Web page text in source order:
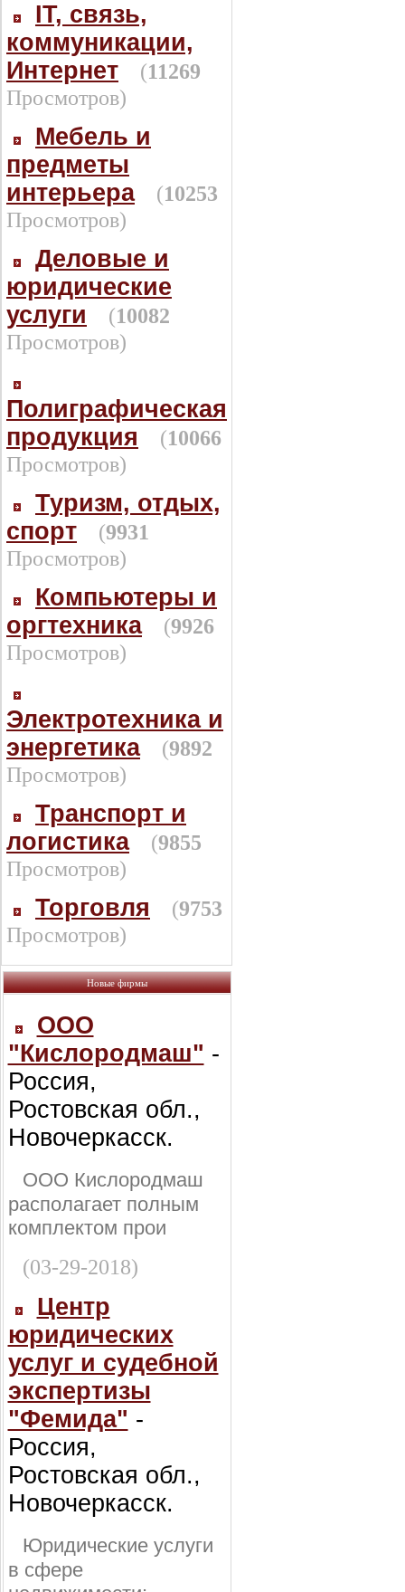
IT, связь,
коммуникации,
Интернет
(11269
Просмотров)
Мебель и
предметы
интерьера
(10253
Просмотров)
Деловые и
юридические
услуги
(10082
Просмотров)
Полиграфическая
продукция
(10066
Просмотров)
Туризм, отдых,
спорт
(9931
Просмотров)
Компьютеры и
оргтехника
(9926
Просмотров)
Электротехника и
энергетика
(9892
Просмотров)
Транспорт и
логистика
(9855
Просмотров)
Торговля (9753
Просмотров)
Новые фирмы
ООО
"Кислородмаш" -
Россия,
Ростовская обл.,
Новочеркасск.
ООО Кислородмаш
располагает полным
комплектом прои
(03-29-2018)
Центр
юридических
услуг и судебной
экспертизы
"Фемида" -
Россия,
Ростовская обл.,
Новочеркасск.
Юридические услуги
в сфере